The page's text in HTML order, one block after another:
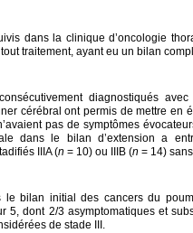
dans la clinique d’oncologie
traitement, ayant eu un bilan
diagnostiqués
cérébral ont permis de mettre en
pas de symptômes
dans le bilan d’extension a
IIIA (n = 10) ou IIIB (n = 14)
le bilan initial des cancers du
5, dont 2/3 asymptomatiques et
de stade III.